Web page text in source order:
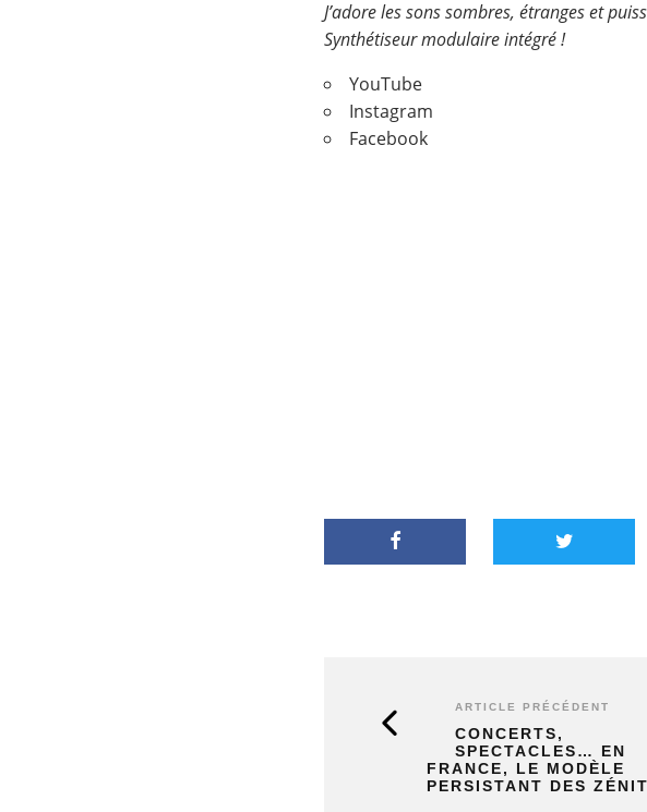
J’adore les sons sombres, étranges et
Synthétiseur modulaire intégré !
YouTube
Instagram
Facebook
ARTICLE PRÉCÉDENT
CONCERTS,
SPECTACLES… EN
FRANCE, LE MODÈLE
PERSISTANT DES